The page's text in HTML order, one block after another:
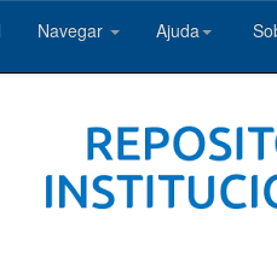
Navegar Ajuda